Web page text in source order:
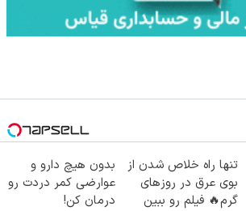
تنها راه خلاص شدن از
بوی عرق در روزهای
گرم🔥 فیلم رو ببین
بدون هیچ دارو و
عوارضی کمر دردت رو
درمان کن!